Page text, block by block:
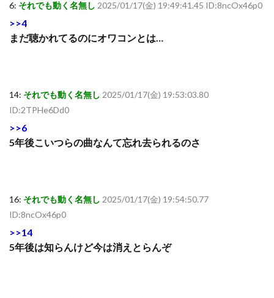
6: それでも動く名無し 2025/01/17(金) 19:49:41.45 ID:8ncOx46p0
>>4
まだ聴かれてるのにオワコンとは…
14: それでも動く名無し 2025/01/17(金) 19:53:03.80
ID:2TPHe6Dd0
>>6
5年後こいつらの曲なんて忘れ去られるのさ
16: それでも動く名無し 2025/01/17(金) 19:54:50.77
ID:8ncOx46p0
>>14
5年後は知らんけど今は消えとらんぞ